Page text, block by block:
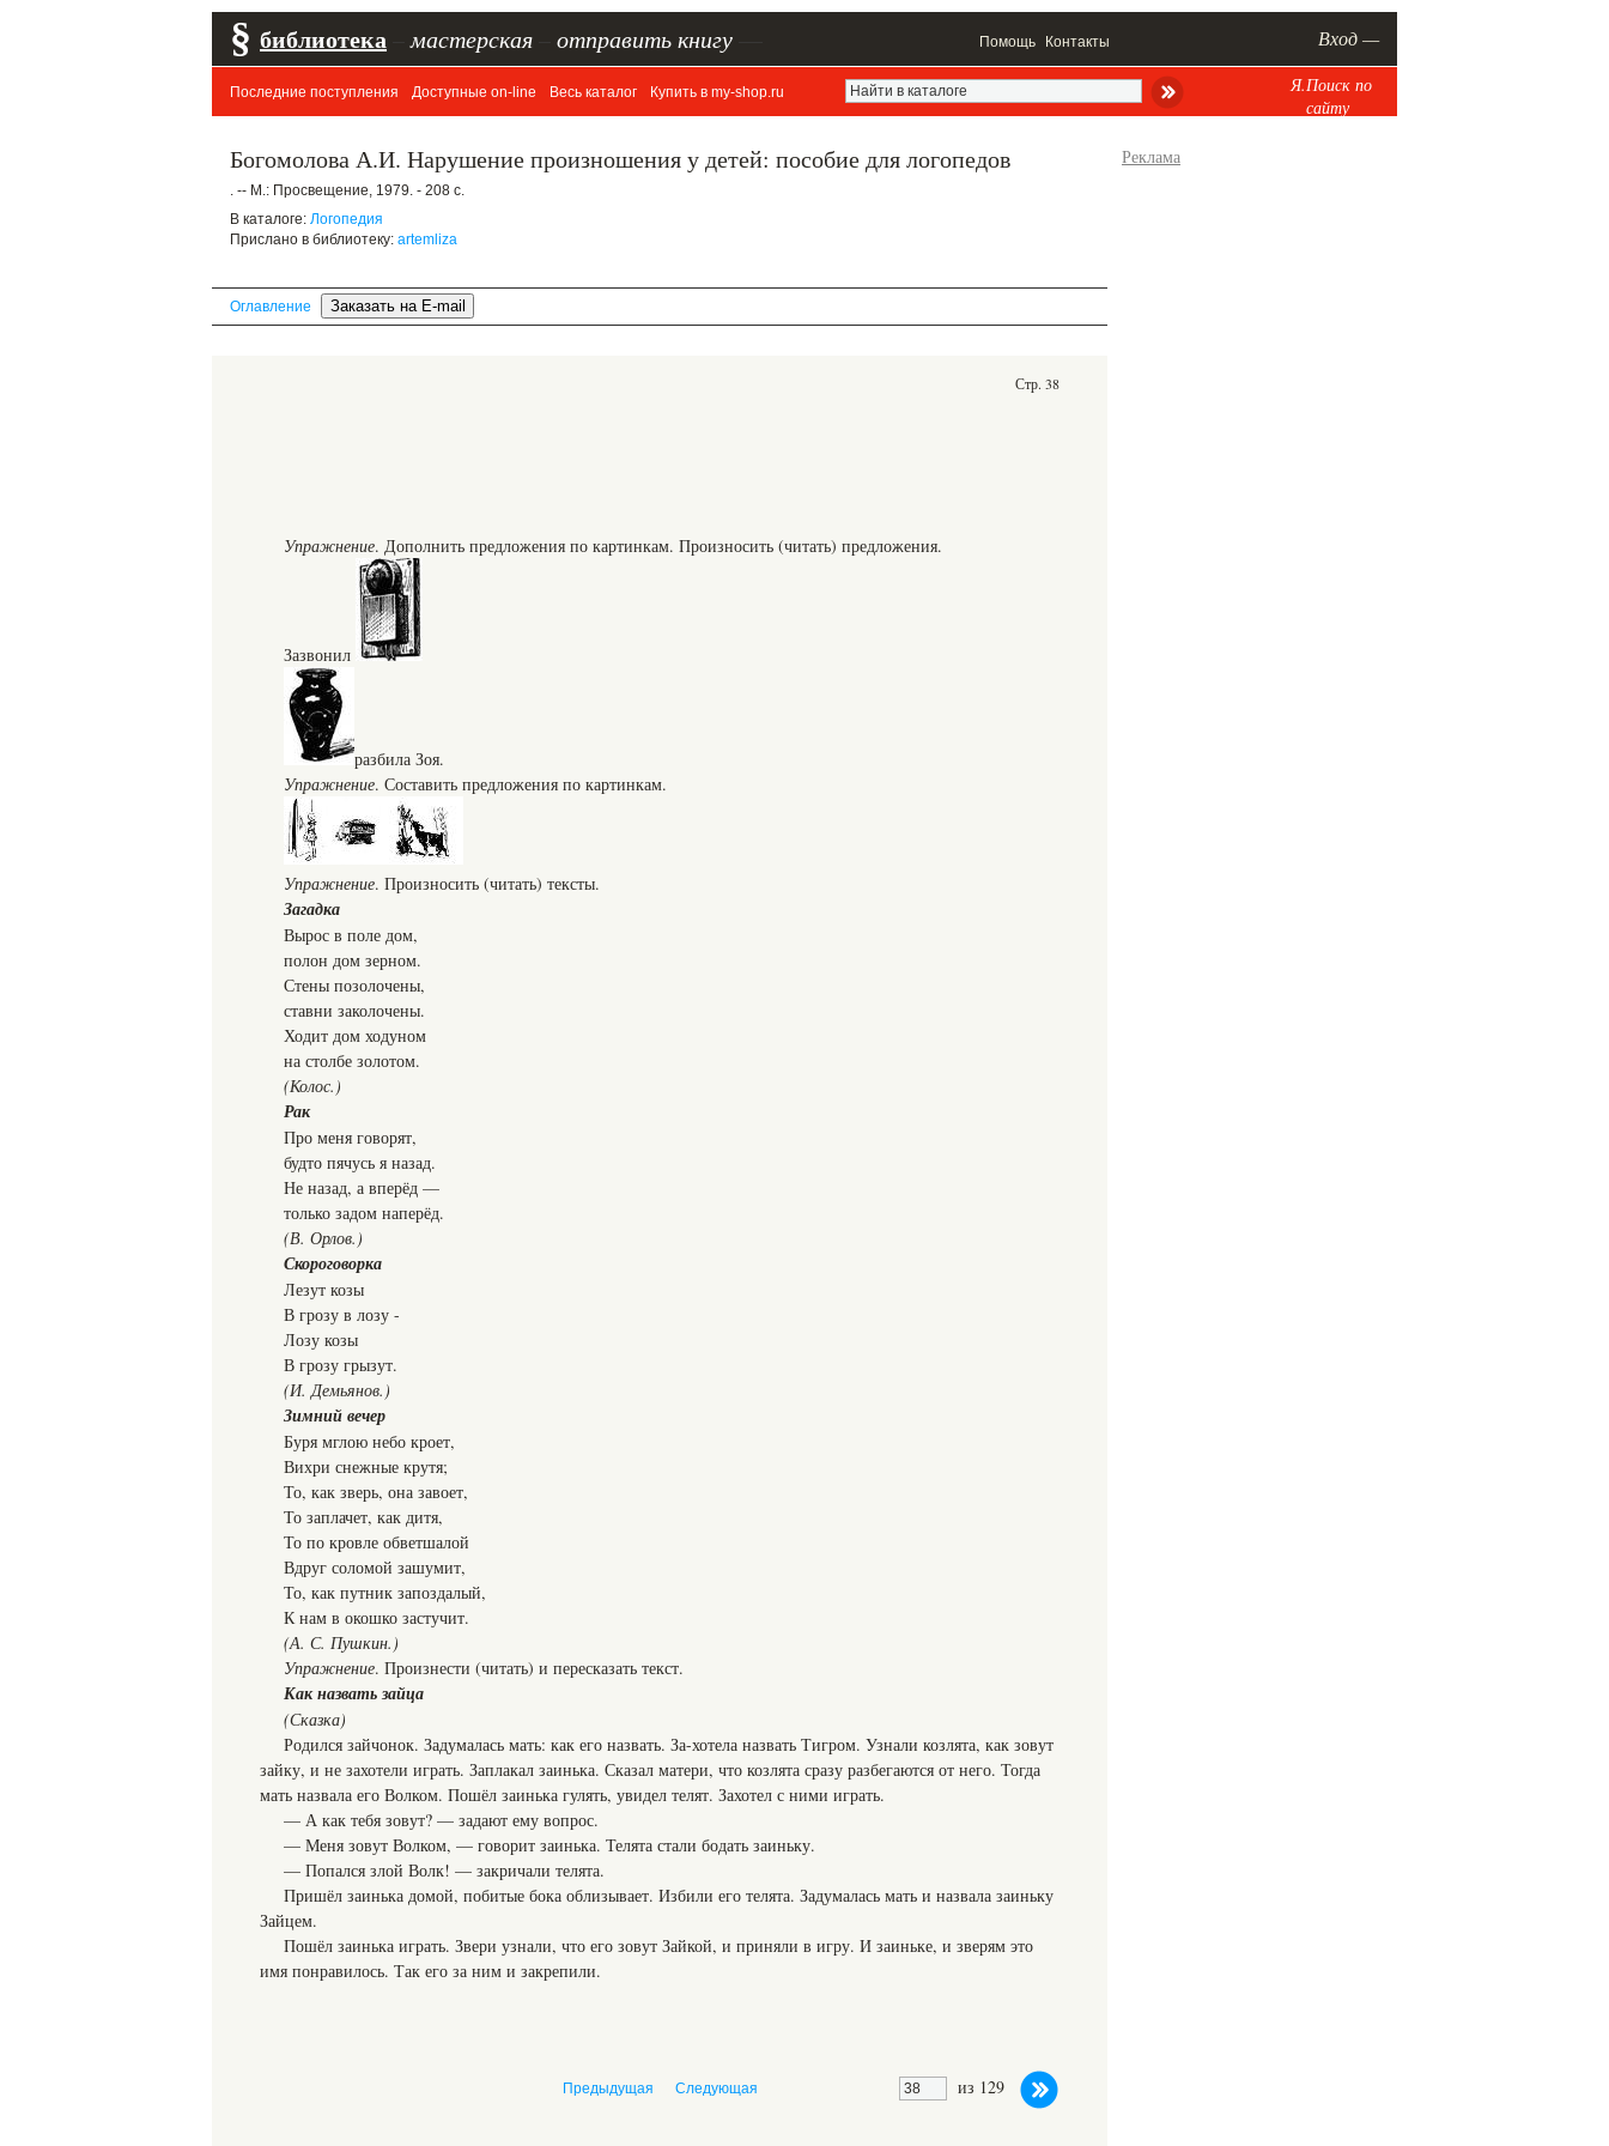
§ библиотека мастерская отправить книгу Помощь Контакты Вход —
Последние поступления Доступные on-line Весь каталог Купить в my-shop.ru
Я.Поиск по
сайту
Богомолова А.И. Нарушение произношения у детей: пособие для логопедов
. -- М.: Просвещение, 1979. - 208 с.
В каталоге: Логопедия
Прислано в библиотеку: artemliza
Оглавление
Стр. 38
Упражнение. Дополнить предложения по картинкам. Произносить (читать) предложения.
Зазвонил
разбила Зоя.
Упражнение. Составить предложения по картинкам.
Упражнение. Произносить (читать) тексты.
Загадка
Вырос в поле дом,
полон дом зерном.
Стены позолочены,
ставни заколочены.
Ходит дом ходуном
на столбе золотом.
(Колос.)
Рак
Про меня говорят,
будто пячусь я назад.
Не назад, а вперёд —
только задом наперёд.
(В. Орлов.)
Скороговорка
Лезут козы
В грозу в лозу -
Лозу козы
В грозу грызут.
(И. Демьянов.)
Зимний вечер
Буря мглою небо кроет,
Вихри снежные крутя;
То, как зверь, она завоет,
То заплачет, как дитя,
То по кровле обветшалой
Вдруг соломой зашумит,
То, как путник запоздалый,
К нам в окошко застучит.
(А. С. Пушкин.)
Упражнение. Произнести (читать) и пересказать текст.
Как назвать зайца
(Сказка)
Родился зайчонок. Задумалась мать: как его назвать. За-хотела назвать Тигром. Узнали козлята, как зовут
зайку, и не захотели играть. Заплакал заинька. Сказал матери, что козлята сразу разбегаются от него. Тогда
мать назвала его Волком. Пошёл заинька гулять, увидел телят. Захотел с ними играть.
— А как тебя зовут? — задают ему вопрос.
— Меня зовут Волком, — говорит заинька. Телята стали бодать заиньку.
— Попался злой Волк! — закричали телята.
Пришёл заинька домой, побитые бока облизывает. Избили его телята. Задумалась мать и назвала заиньку
Зайцем.
Пошёл заинька играть. Звери узнали, что его зовут Зайкой, и приняли в игру. И заиньке, и зверям это
имя понравилось. Так его за ним и закрепили.
из 129
Предыдущая Следующая
Реклама